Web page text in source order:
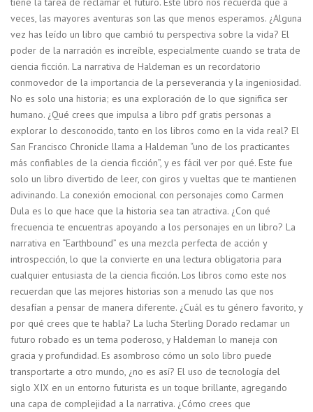
veces, las mayores aventuras son las que menos esperamos. ¿Alguna
vez has leído un libro que cambió tu perspectiva sobre la vida? El
poder de la narración es increíble, especialmente cuando se trata de
ciencia ficción. La narrativa de Haldeman es un recordatorio
conmovedor de la importancia de la perseverancia y la ingeniosidad.
No es solo una historia; es una exploración de lo que significa ser
humano. ¿Qué crees que impulsa a libro pdf gratis personas a
explorar lo desconocido, tanto en los libros como en la vida real? El
San Francisco Chronicle llama a Haldeman “uno de los practicantes
más confiables de la ciencia ficción”, y es fácil ver por qué. Este fue
solo un libro divertido de leer, con giros y vueltas que te mantienen
adivinando. La conexión emocional con personajes como Carmen
Dula es lo que hace que la historia sea tan atractiva. ¿Con qué
frecuencia te encuentras apoyando a los personajes en un libro? La
narrativa en “Earthbound” es una mezcla perfecta de acción y
introspección, lo que la convierte en una lectura obligatoria para
cualquier entusiasta de la ciencia ficción. Los libros como este nos
recuerdan que las mejores historias son a menudo las que nos
desafían a pensar de manera diferente. ¿Cuál es tu género favorito, y
por qué crees que te habla? La lucha Sterling Dorado reclamar un
futuro robado es un tema poderoso, y Haldeman lo maneja con
gracia y profundidad. Es asombroso cómo un solo libro puede
transportarte a otro mundo, ¿no es así? El uso de tecnología del
siglo XIX en un entorno futurista es un toque brillante, agregando
una capa de complejidad a la narrativa. ¿Cómo crees que